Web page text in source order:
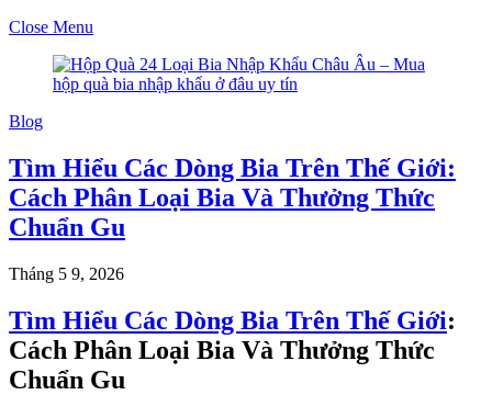
Close Menu
Blog
Tìm Hiểu Các Dòng Bia Trên Thế Giới:
Cách Phân Loại Bia Và Thưởng Thức
Chuẩn Gu
Tháng 5 9, 2026
Tìm Hiểu Các Dòng Bia Trên Thế Giới:
Cách Phân Loại Bia Và Thưởng Thức
Chuẩn Gu